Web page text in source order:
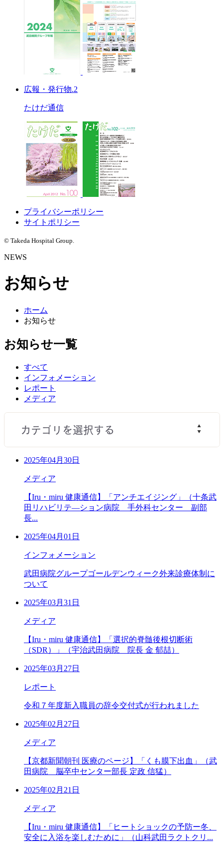
広報・発行物.2
たけだ通信
プライバシーポリシー
サイトポリシー
© Takeda Hospital Group.
NEWS
お知らせ
ホーム
お知らせ
お知らせ一覧
すべて
インフォメーション
レポート
メディア
2025年04月30日
メディア
【Iru・miru 健康通信】「アンチエイジング」（十条武
田リハビリテ―ション病院 手外科センター 副部
長...
2025年04月01日
インフォメーション
武田病院グループゴールデンウィーク外来診療体制に
ついて
2025年03月31日
メディア
【Iru・miru 健康通信】「選択的脊髄後根切断術
（SDR）」（宇治武田病院 院長 金 郁喆）
2025年03月27日
レポート
令和７年度新入職員の辞令交付式が行われました
2025年02月27日
メディア
【京都新聞朝刊 医療のページ】「くも膜下出血」（武
田病院 脳卒中センター部長 定政 信猛）
2025年02月21日
メディア
【Iru・miru 健康通信】「ヒートショックの予防ー冬、
安全に入浴を楽しむために」（山科武田ラクトクリ...